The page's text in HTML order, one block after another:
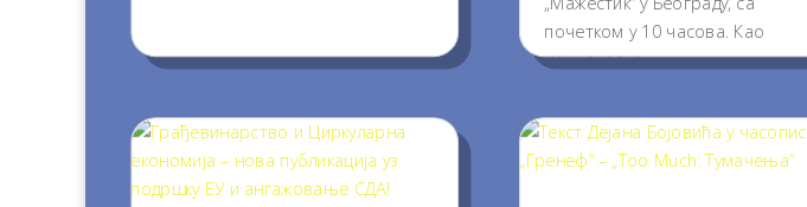
почетком у 10 часова. Као
национална...